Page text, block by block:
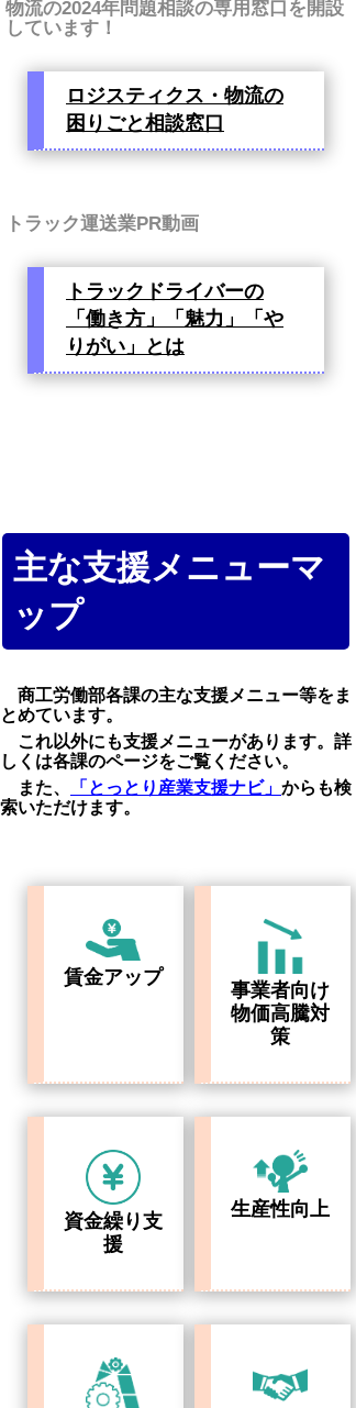
物流の2024年問題相談の専用窓口を開設
しています！
ロジスティクス・物流の
困りごと相談窓口
トラック運送業PR動画
トラックドライバーの
「働き方」「魅力」「や
りがい」とは
主な支援メニューマ
ップ
商工労働部各課の主な支援メニュー等をま
とめています。
これ以外にも支援メニューがあります。詳
しくは各課のページをご覧ください。
また、
「とっとり産業支援ナビ」 からも検
索いただけます。
賃金アップ
事業者向け
物価高騰対
策
資金繰り支
援
生産性向上